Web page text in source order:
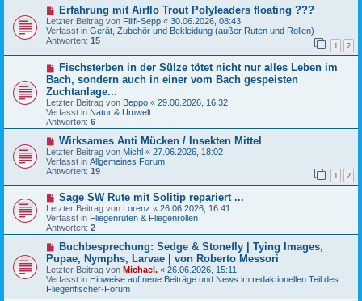
a
g
B
e
i
t
a
g
N
e
u
e
r
B
e
i
t
r
a
g
Erfahrung mit Airflo Trout Polyleaders floating ???
Letzter Beitrag von Fliifi-Sepp « 30.06.2026, 08:43
Verfasst in Gerät, Zubehör und Bekleidung (außer Ruten und Rollen)
Antworten: 15 1 2
N
u
e
r
B
e
i
r
a
g
Fischsterben in der Sülze tötet nicht nur alles Leben im
Bach, sondern auch in einer vom Bach gespeisten
Zuchtanlage...
Letzter Beitrag von Beppo « 29.06.2026, 16:32
Verfasst in Natur & Umwelt
Antworten: 6
N
e
u
e
r
B
e
i
t
r
a
g
Wirksames Anti Mücken / Insekten Mittel
Letzter Beitrag von Michl « 27.06.2026, 18:02
Verfasst in Allgemeines Forum
Antworten: 19 1 2
N
e
u
e
r
B
e
i
t
r
a
Sage SW Rute mit Solitip repariert ...
Letzter Beitrag von Lorenz « 26.06.2026, 16:41
Verfasst in Fliegenruten & Fliegenrollen
Antworten: 2
N
u
e
r
B
Buchbesprechung: Sedge & Stonefly | Tying Images,
Pupae, Nymphs, Larvae | von Roberto Messori
Letzter Beitrag von Michael. « 26.06.2026, 15:11
Verfasst in Hinweise auf neue Beiträge und News im redaktionellen Teil des
Fliegenfischer-Forum